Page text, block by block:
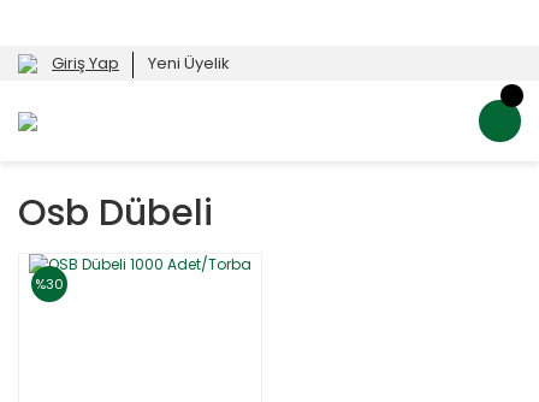
Giriş Yap Yeni Üyelik
Osb Dübeli
%30